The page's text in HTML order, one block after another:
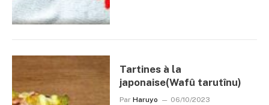
Tartines à la
japonaise(Wafû tarutînu)
Par Haruyo 06/10/2023